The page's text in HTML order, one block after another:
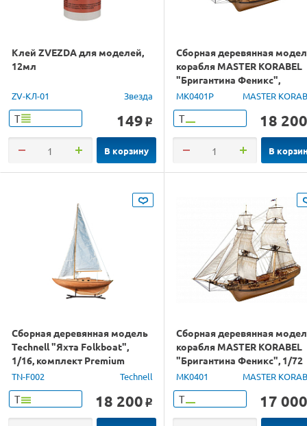
Клей ZVEZDA для моделей,
12мл
ZV-КЛ-01 Звезда
Т 149 o
В корзину
Сборная деревянная
корабля MASTER KORABEL
"Бригантина Феникс",
шлюпка МК0101, 1/72
MK0401P MASTER
Т 18 200
В
Сборная деревянная модель
Technell "Яхта Folkboat",
1/16, комплект Premium
TN-F002 Technell
Т 18 200 o
Сборная деревянная
корабля MASTER KORABEL
"Бригантина Феникс", 1/72
MK0401 MASTER
Т 17 000